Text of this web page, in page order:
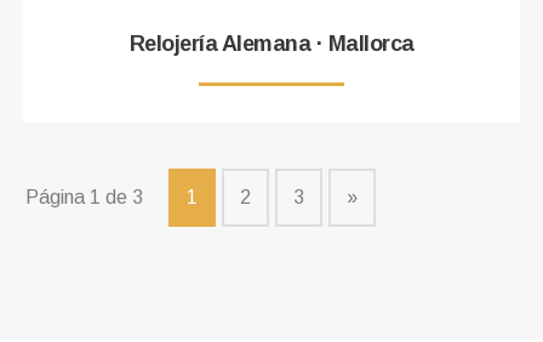
Relojería Alemana · Mallorca
Página 1 de 3 1 2 3 »